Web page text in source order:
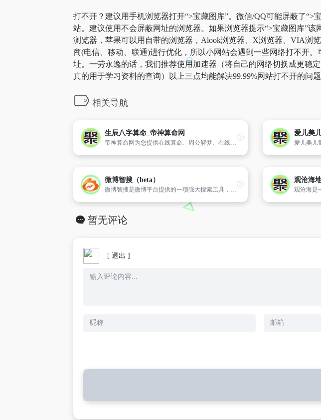
打不开？建议用手机浏览器打开“>宝藏图库”。微信/QQ可能屏蔽了
站。建议使用不会屏蔽网址的浏览器。如果浏览器提示“>宝藏图库”
浏览器，苹果可以用自带的浏览器，Alook浏览器、X浏览器、VIA浏
商(电信、移动、联通)进行优化，所以小网站会遇到一些网络打不开
址。一劳永逸的话，我们推荐使用加速器（将自己的网络切换成更稳
真的用于学习资料的查询）以上三点均能解决99.99%网站打不开的问
相关导航
生辰八字算命_帝神算命网
帝神算命网为您提供在线算命、周公解梦、在线起名、星座配对、风水命理、解签算卦等栏目的服务
爱儿美
微博智搜（beta）
微博智搜是微博平台提供的一项强大搜索工具，旨在帮助用户在海量内容中快速定位所需信息。
观沧海
观沧海是
暂无评论
[ 退出 ]